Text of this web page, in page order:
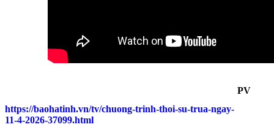
PV
https://baohatinh.vn/tv/chuong-trinh-thoi-su-trua-ngay-
11-4-2026-37099.html